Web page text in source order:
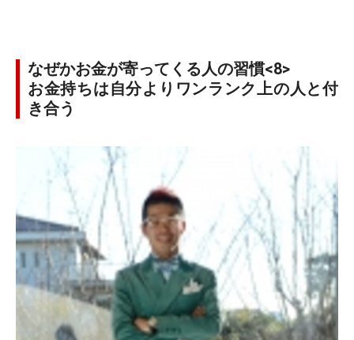
なぜかお金が寄ってくる人の習慣<8>
お金持ちは自分よりワンランク上の人と付
き合う